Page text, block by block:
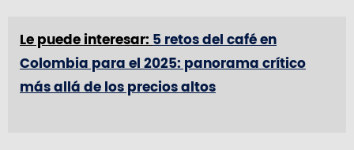
Le puede interesar: 5 retos del café en
Colombia para el 2025: panorama crítico
más allá de los precios altos